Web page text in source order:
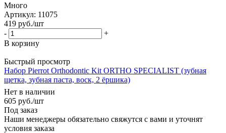
Много
Артикул: 11075
419 руб./шт
-
+
В корзину
Быстрый просмотр
Набор Pierrot Orthodontic Kit ORTHO SPECIALIST (зубная
щетка, зубная паста, воск, 2 ёршика)
Нет в наличии
605 руб./шт
Под заказ
Наши менеджеры обязательно свяжутся с вами и уточнят
условия заказа